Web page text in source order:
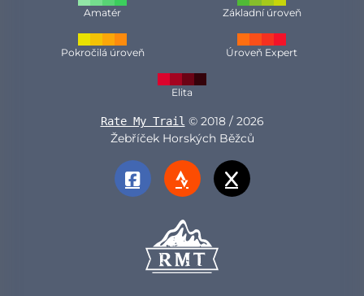
Amatér Základní úroveň
Pokročilá úroveň Úroveň Expert
Elita
Rate My Trail © 2018 / 2026
Žebříček Horských Běžců